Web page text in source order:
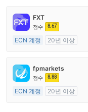
FXT
점수 8.67
ECN 계정
20년 이상
외환 거래 라이선스 (MM)
마스터 레이블 MT4
fpmarkets
점수 8.88
ECN 계정
20년 이상